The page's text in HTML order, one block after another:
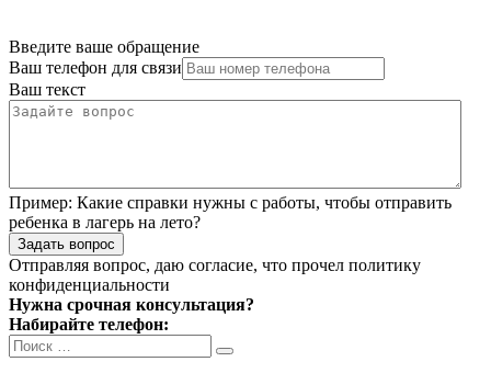
Введите ваше обращение
Ваш телефон для связи
Ваш текст
Пример: Какие справки нужны с работы, чтобы отправить
ребенка в лагерь на лето?
Задать вопрос
Отправляя вопрос, даю согласие, что прочел политику
конфиденциальности
Нужна срочная консультация?
Набирайте телефон:
Search
for:
Search